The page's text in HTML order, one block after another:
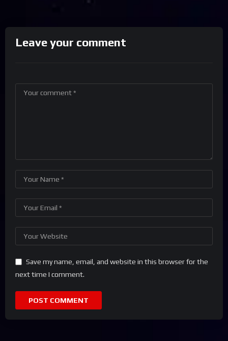
Leave your comment
Save my name, email, and website in this browser for the
next time I comment.